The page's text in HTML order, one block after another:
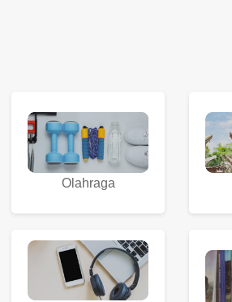
Olahraga